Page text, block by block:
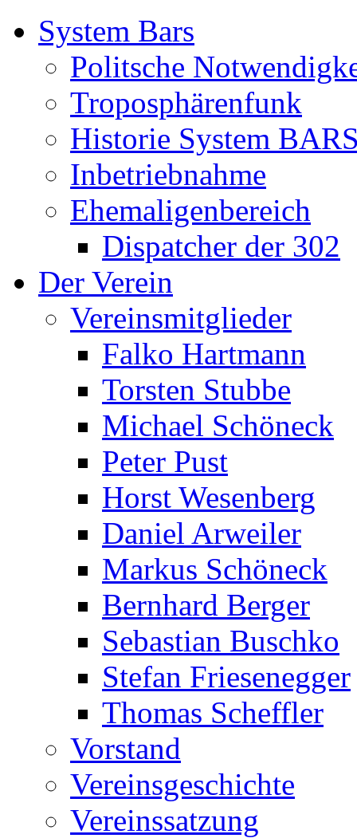
System Bars
Politsche
Troposphärenfunk
Historie System
Inbetriebnahme
Ehemaligenbereich
Dispatcher der 302
Der Verein
Vereinsmitglieder
Falko Hartmann
Torsten Stubbe
Michael Schöneck
Peter Pust
Horst Wesenberg
Daniel Arweiler
Markus Schöneck
Bernhard Berger
Sebastian Buschko
Stefan Friesenegger
Thomas Scheffler
Vorstand
Vereinsgeschichte
Vereinssatzung